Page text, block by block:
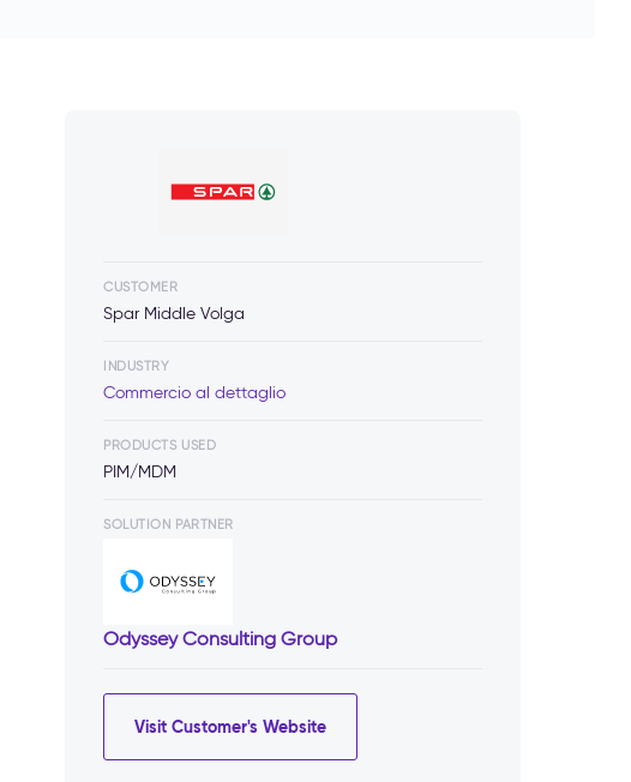
CUSTOMER
Spar Middle Volga
INDUSTRY
Commercio al dettaglio
PRODUCTS USED
PIM/MDM
SOLUTION PARTNER
Odyssey Consulting Group
Visit Customer's Website